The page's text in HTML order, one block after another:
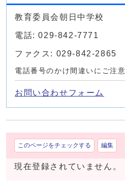
教育委員会朝日中学校
電話: 029-842-7771
ファクス: 029-842-2865
電話番号のかけ間違いにご注
お問い合わせフォーム
このページをチェックする 編集
現在登録されていません。